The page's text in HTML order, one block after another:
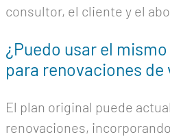
consultor, el cliente y el
¿Puedo usar el
para renovaciones de
El plan original puede
renovaciones,